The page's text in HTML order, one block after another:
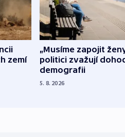
zemí
„Musíme zapojit
politici zvažují
demografii
5. 8. 2026